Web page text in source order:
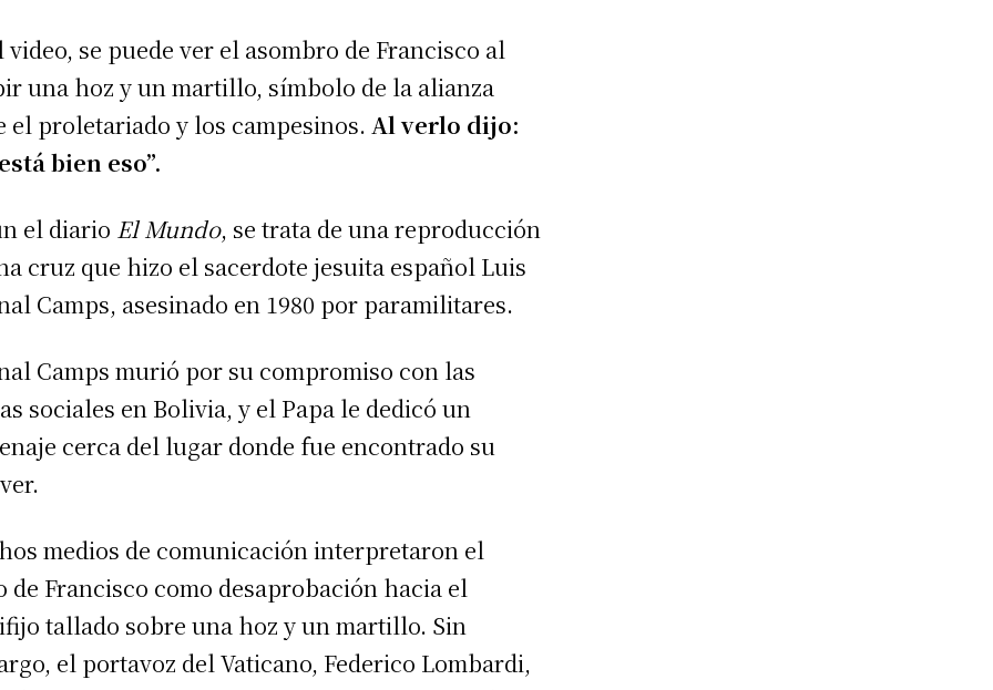
video, se puede ver el asombro de Francisco al
una hoz y un martillo, símbolo de la alianza
el proletariado y los campesinos.Al verlo dijo:
bien eso”.
el diario El Mundo, se trata de una reproducción
cruz que hizo el sacerdote jesuita español Luis
Camps, asesinado en 1980 por paramilitares.
Camps murió por su compromiso con las
sociales en Bolivia, y el Papa le dedicó un
cerca del lugar donde fue encontrado su
medios de comunicación interpretaron el
de Francisco como desaprobación hacia el
tallado sobre una hoz y un martillo. Sin
el portavoz del Vaticano, Federico Lombardi,